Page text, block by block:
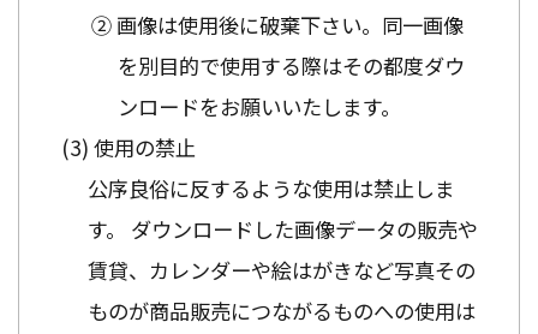
② 画像は使用後に破棄下さい。同一画像
を別目的で使用する際はその都度ダウ
ンロードをお願いいたします。
使用の禁止
公序良俗に反するような使用は禁止しま
す。 ダウンロードした画像データの販売や
賃貸、カレンダーや絵はがきなど写真その
ものが商品販売につながるものへの使用は